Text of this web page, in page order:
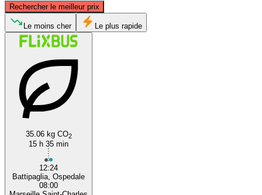
Rechercher le meilleur prix
Marseille
Le moins cher Le plus rapide
35.06 kg CO2
15 h 35 min
12:24
Battipaglia, Ospedale
08:00